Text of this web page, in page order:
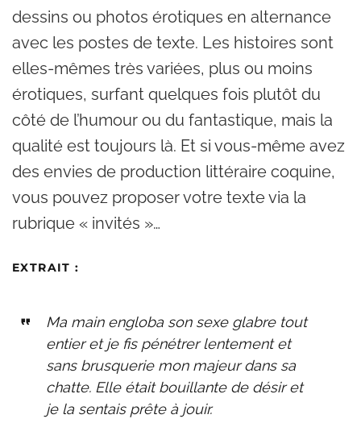
dessins ou photos érotiques en alternance
avec les postes de texte. Les histoires sont
elles-mêmes très variées, plus ou moins
érotiques, surfant quelques fois plutôt du
côté de l’humour ou du fantastique, mais la
qualité est toujours là. Et si vous-même avez
des envies de production littéraire coquine,
vous pouvez proposer votre texte via la
rubrique « invités »…
EXTRAIT :
Ma main engloba son sexe glabre tout
entier et je fis pénétrer lentement et
sans brusquerie mon majeur dans sa
chatte. Elle était bouillante de désir et
je la sentais prête à jouir.